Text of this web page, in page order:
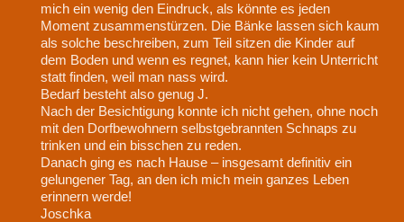
mich ein wenig den Eindruck, als könnte es jeden
Moment zusammenstürzen. Die Bänke lassen sich kaum
als solche beschreiben, zum Teil sitzen die Kinder auf
dem Boden und wenn es regnet, kann hier kein Unterricht
statt finden, weil man nass wird.
Bedarf besteht also genug J.
Nach der Besichtigung konnte ich nicht gehen, ohne noch
mit den Dorfbewohnern selbstgebrannten Schnaps zu
trinken und ein bisschen zu reden.
Danach ging es nach Hause – insgesamt definitiv ein
gelungener Tag, an den ich mich mein ganzes Leben
erinnern werde!
Joschka